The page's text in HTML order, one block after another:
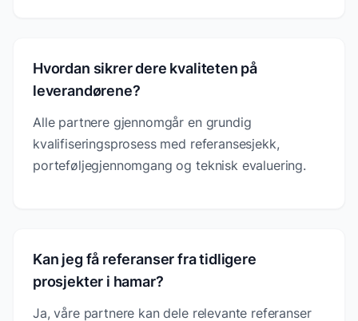
Hvordan sikrer dere kvaliteten på
leverandørene?
Alle partnere gjennomgår en grundig
kvalifiseringsprosess med referansesjekk,
porteføljegjennomgang og teknisk evaluering.
Kan jeg få referanser fra tidligere
prosjekter i hamar?
Ja, våre partnere kan dele relevante referanser